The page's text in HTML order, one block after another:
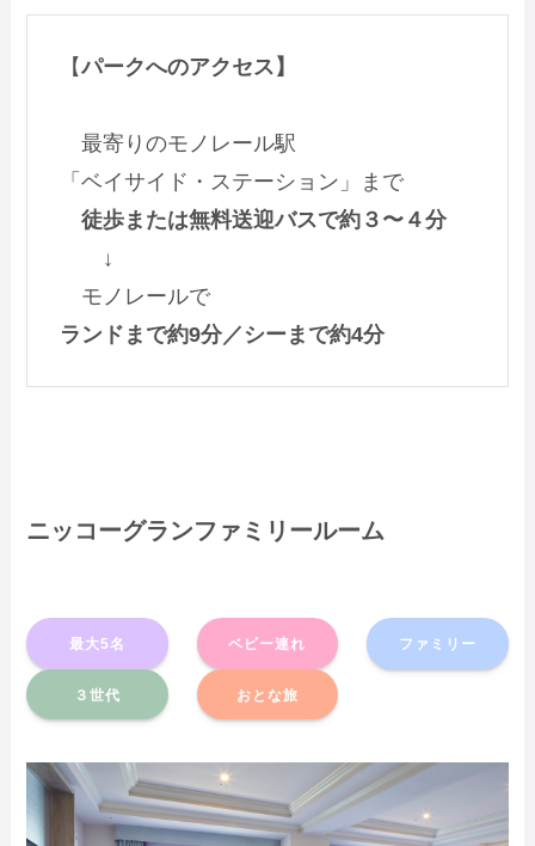
【パークへのアクセス】
最寄りのモノレール駅
「ベイサイド・ステーション」まで
徒歩または無料送迎バスで約３〜４分
↓
モノレールで
ランドまで約9分／シーまで約4分
ニッコーグランファミリールーム
最大5名 ベビー連れ ファミリー
３世代 おとな旅